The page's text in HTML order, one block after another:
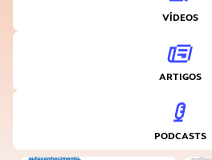
VÍDEOS
ARTIGOS
PODCASTS